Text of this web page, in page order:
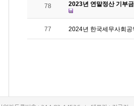
78 2023년 연말정산 기부
77 2024년 한국세무사회